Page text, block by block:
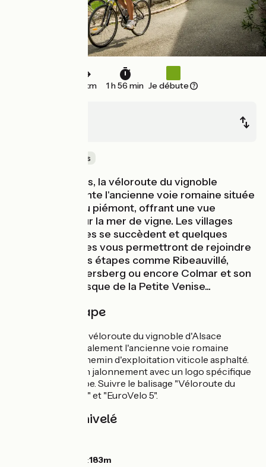
27 km 1 h 56 min Je débute
Au cœur des vignes
Après Châtenois, la véloroute du vignoble
d'Alsace emprunte l'ancienne voie romaine située
en contrebas du piémont, offrant une vue
panoramique sur la mer de vigne. Les villages
viticoles typiques se succèdent et quelques
coups de pédales vous permettront de rejoindre
de prestigieuses étapes comme Ribeauvillé,
Riquewihr, Kaysersberg ou encore Colmar et son
quartier pittoresque de la Petite Venise...
Détail de l'étape
Sur cette étape, la véloroute du vignoble d'Alsace
emprunte principalement l'ancienne voie romaine
transformée en chemin d'exploitation viticole asphalté.
Elle fait l'objet d'un jalonnement avec un logo spécifique
en forme de grappe. Suivre le balisage "Véloroute du
Vignoble d'Alsace" et "EuroVelo 5".
Pentes et dénivelé
Point le plus bas :183m